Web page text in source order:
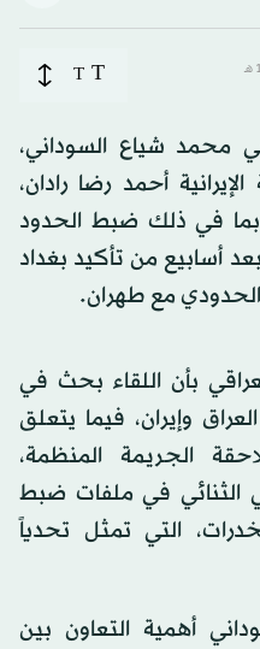
T
T
محمد شياع السوداني،
أحمد رضا رادان،
بما في ذلك ضبط الحدود
أسابيع من تأكيد بغداد
الحدودي مع طهران.
بأن اللقاء بحث في
وإيران، فيما يتعلق
الجريمة المنظمة،
الثنائي في ملفات ضبط
التي تمثل تحدياً
أهمية التعاون بين